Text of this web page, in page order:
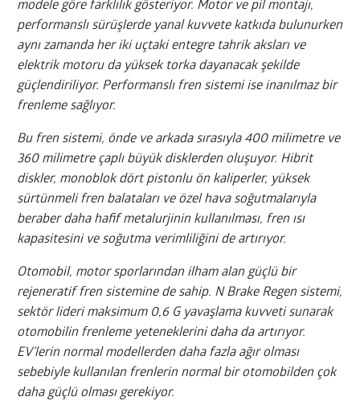
modele göre farklılık gösteriyor. Motor ve pil montajı,
performanslı sürüşlerde yanal kuvvete katkıda bulunurken
aynı zamanda her iki uçtaki entegre tahrik aksları ve
elektrik motoru da yüksek torka dayanacak şekilde
güçlendiriliyor. Performanslı fren sistemi ise inanılmaz bir
frenleme sağlıyor.
Bu fren sistemi, önde ve arkada sırasıyla 400 milimetre ve
360 milimetre çaplı büyük disklerden oluşuyor. Hibrit
diskler, monoblok dört pistonlu ön kaliperler, yüksek
sürtünmeli fren balataları ve özel hava soğutmalarıyla
beraber daha hafif metalurjinin kullanılması, fren ısı
kapasitesini ve soğutma verimliliğini de artırıyor.
Otomobil, motor sporlarından ilham alan güçlü bir
rejeneratif fren sistemine de sahip. N Brake Regen sistemi,
sektör lideri maksimum 0,6 G yavaşlama kuvveti sunarak
otomobilin frenleme yeteneklerini daha da artırıyor.
EV’lerin normal modellerden daha fazla ağır olması
sebebiyle kullanılan frenlerin normal bir otomobilden çok
daha güçlü olması gerekiyor.